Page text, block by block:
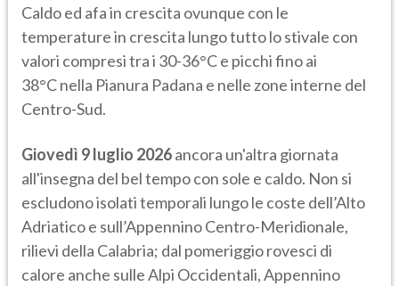
Caldo ed afa in crescita ovunque con le
temperature in crescita lungo tutto lo stivale con
valori compresi tra i 30-36°C e picchi fino ai
38°C nella Pianura Padana e nelle zone interne del
Centro-Sud.
Giovedì 9 luglio 2026ancora un'altra giornata
all'insegna del bel tempo con sole e caldo. Non si
escludono isolati temporali lungo le coste dell’Alto
Adriatico e sull’Appennino Centro-Meridionale,
rilievi della Calabria; dal pomeriggio rovesci di
calore anche sulle Alpi Occidentali, Appennino